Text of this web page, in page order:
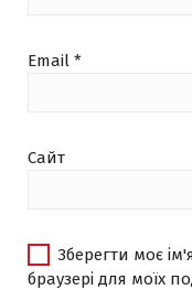
Email *
Сайт
Зберегти моє
браузері для моїх